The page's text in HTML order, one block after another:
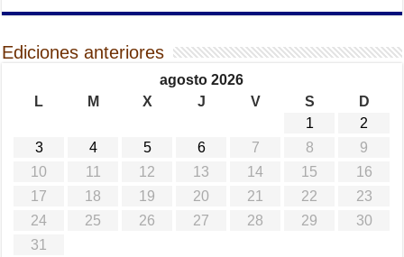
Ediciones anteriores
agosto 2026
L
M X J V S
D
1
2
3
4 5 6 7 8
9
10
11 12 13 14 15
16
17
18 19 20 21 22
23
24
25 26 27 28 29
30
31